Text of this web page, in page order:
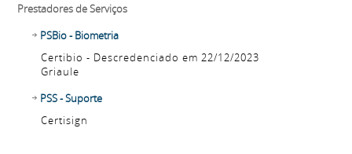
Prestadores de Serviços
PSBio - Biometria
Certibio - Descredenciado em 22/12/2023
Griaule
PSS - Suporte
Certisign